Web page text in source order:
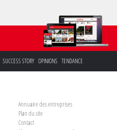
SUCCESS STORY OPINIONS TENDANCE
Annuaire des entreprises
Plan du site
Contact